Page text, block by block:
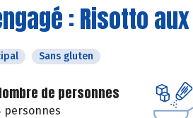
: Risotto
Sans gluten
de personnes
personnes